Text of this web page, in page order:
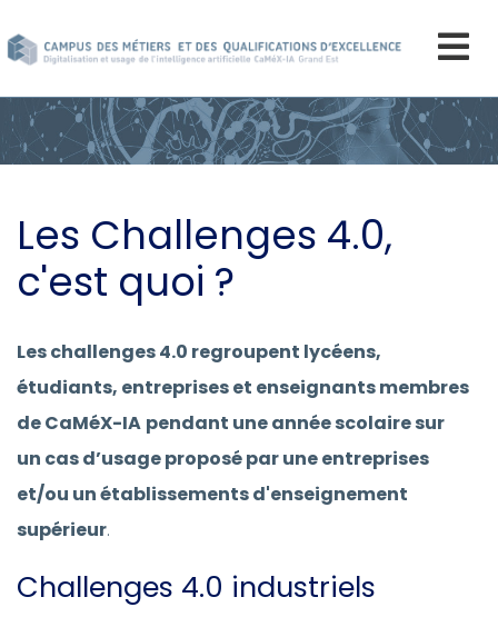
au
contenu
principal
Les Challenges 4.0,
c'est quoi ?
Les challenges 4.0 regroupent lycéens,
étudiants, entreprises et enseignants membres
de CaMéX-IA pendant une année scolaire sur
un cas d’usage proposé par une entreprises
et/ou un établissements d'enseignement
supérieur.
Challenges 4.0 industriels